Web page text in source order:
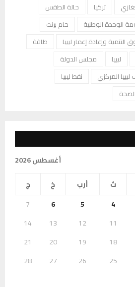
تركيا
حالة الطقس
الوحدة الوطنية
خام برنت
التنمية وإعادة إعمار ليبيا
طاقة
ليبيا
مجلس الدولة
المركزي
نفط ليبيا
أغسطس 2026
ث أرب خ
ج
4
5
6
7
11
12
13
14
18
19
20
21
25
26
27
28